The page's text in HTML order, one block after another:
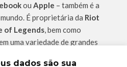
ou Apple – também é a
É proprietária da Riot
of Legends, bem como
uma variedade de grandes
dados são sua